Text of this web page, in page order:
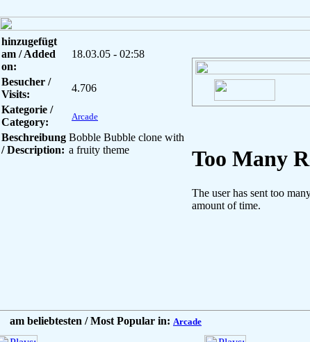
hinzugefügt
am / Added
on:
18.03.05 - 02:58
Besucher /
Visits:
4.706
Kategorie /
Category:
Arcade
Beschreibung
/ Description:
Bobble Bubble clone with
a fruity theme
am beliebtesten / Most Popular in: Arcade